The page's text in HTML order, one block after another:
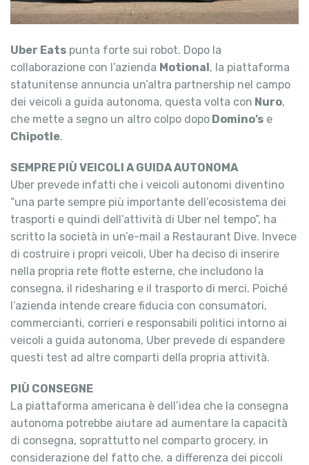
Uber Eats punta forte sui robot. Dopo la
collaborazione con l’azienda Motional, la piattaforma
statunitense annuncia un’altra partnership nel campo
dei veicoli a guida autonoma, questa volta con Nuro,
che mette a segno un altro colpo dopo Domino’s e
Chipotle.
SEMPRE PIÙ VEICOLI A GUIDA AUTONOMA
Uber prevede infatti che i veicoli autonomi diventino
“una parte sempre più importante dell’ecosistema dei
trasporti e quindi dell’attività di Uber nel tempo”, ha
scritto la società in un’e-mail a Restaurant Dive. Invece
di costruire i propri veicoli, Uber ha deciso di inserire
nella propria rete flotte esterne, che includono la
consegna, il ridesharing e il trasporto di merci. Poiché
l’azienda intende creare fiducia con consumatori,
commercianti, corrieri e responsabili politici intorno ai
veicoli a guida autonoma, Uber prevede di espandere
questi test ad altre comparti della propria attività.
PIÙ CONSEGNE
La piattaforma americana è dell’idea che la consegna
autonoma potrebbe aiutare ad aumentare la capacità
di consegna, soprattutto nel comparto grocery, in
considerazione del fatto che, a differenza dei piccoli